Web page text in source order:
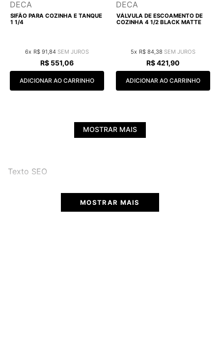
DECA
SIFÃO PARA COZINHA E TANQUE
1 1/4
6 R$ 91 84
R$ 551,06
ADICIONAR AO CARRINHO
DECA
VÁLVULA DE ESCOAMENTO DE
COZINHA 4 1/2 BLACK MATTE
5 R$ 84, 38
R$421,90
ADICIONAR AO CARRINHO
MOSTRAR MAIS
Texto SEO
MOSTRAR MAIS